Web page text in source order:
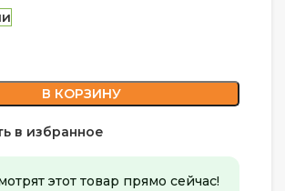
В КОРЗИНУ
в избранное
этот товар прямо сейчас!